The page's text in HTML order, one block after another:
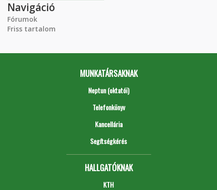
Navigáció
Fórumok
Friss tartalom
MUNKATÁRSAKNAK
Neptun (oktatói)
Telefonkönyv
Kancellária
Segítségkérés
HALLGATÓKNAK
KTH